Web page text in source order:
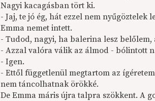
Nagyi kacagásban tört ki.
- Jaj, te jó ég, hát ezzel nem nyűgöztelek
Emma nemet intett.
- Tudod, nagyi, ha balerina lesz
- Azzal valóra válik az álmod - bólintott
- Igen.
- Ettől függetlenül megtartom az
nem táncolhatnak örökké.
De Emma máris újra talpra szökkent. A